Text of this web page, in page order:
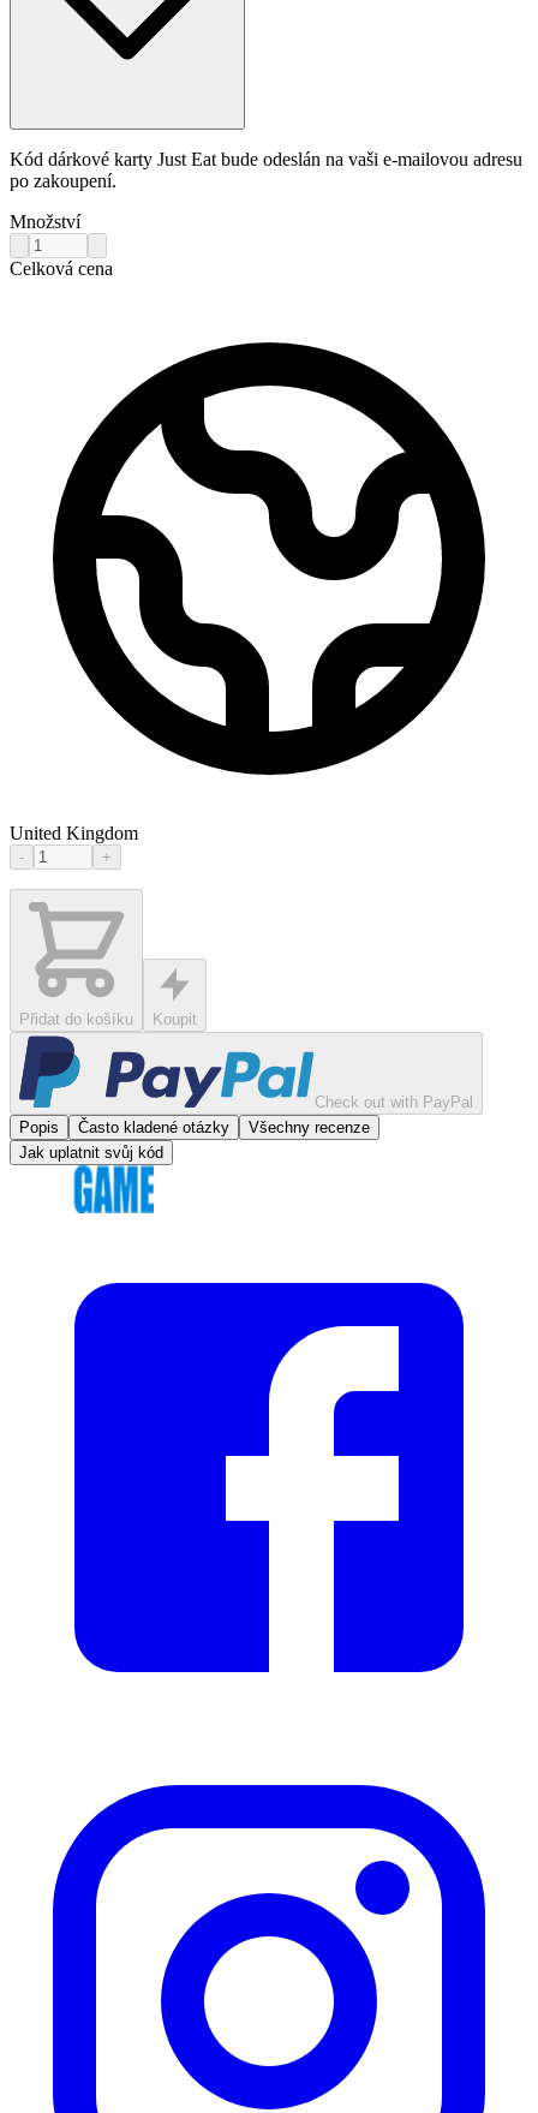
Kód dárkové karty Just Eat bude odeslán na vaši e-mailovou adresu
po zakoupení.
Množství
Celková cena
United Kingdom
- +
Přidat do košíku Koupit
Check out with PayPal
Popis
Často kladené otázky
Všechny recenze
Jak uplatnit svůj kód